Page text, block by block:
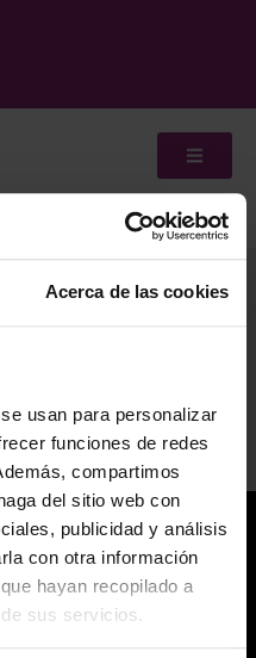
Acerca de las cookies
usan para personalizar
funciones de redes
compartimos
del sitio web con
publicidad y análisis
con otra información
hayan recopilado a
sus servicios.